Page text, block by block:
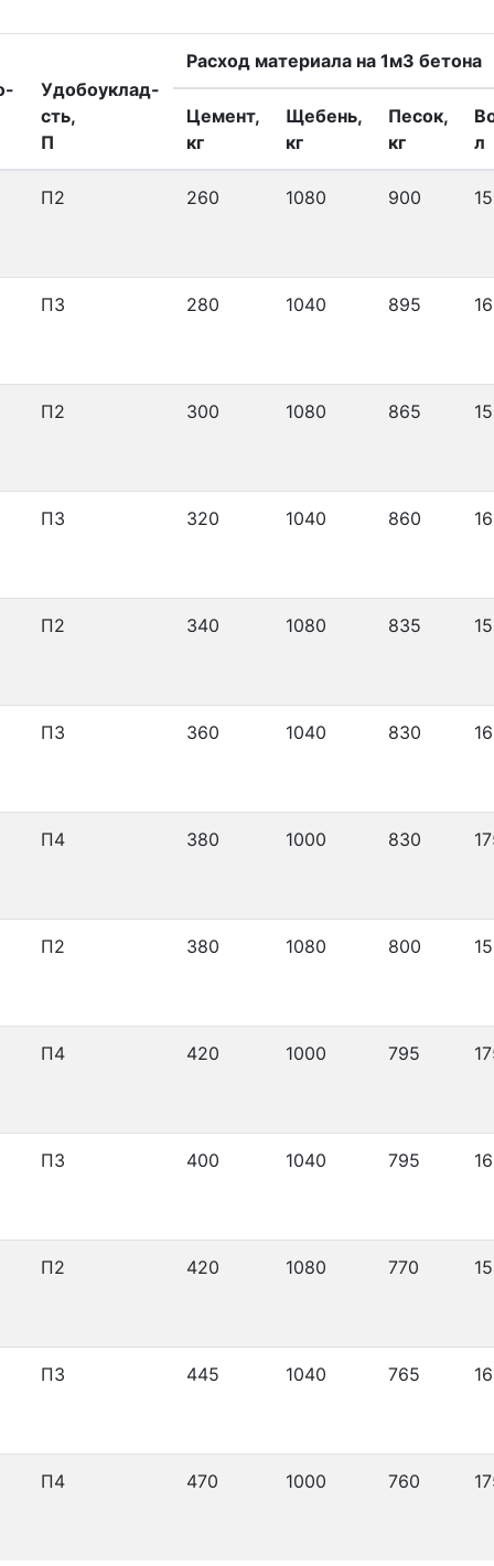
Удобоуклад-
сть,
П
Расход материала на 1м3 бетона
Цемент,
кг
Щебень,
кг
Песок,
кг
л
П2 260 1080 900
П3 280 1040 895
П2 300 1080 865
П3 320 1040 860
П2 340 1080 835
П3 360 1040 830
П4 380 1000 830
П2 380 1080 800
П4 420 1000 795
П3 400 1040 795
П2 420 1080 770
П3 445 1040 765
П4 470 1000 760